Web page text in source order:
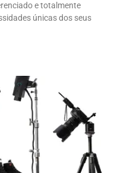
e totalmente
únicas dos seus